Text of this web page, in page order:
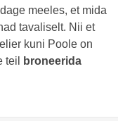
meeles, et mida
tavaliselt. Nii et
kuni Poole on
teil
broneerida